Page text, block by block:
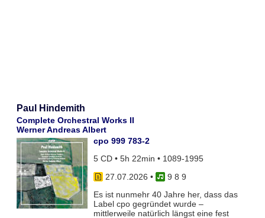
Paul Hindemith
Complete Orchestral Works II
Werner Andreas Albert
cpo 999 783-2
5 CD • 5h 22min • 1089-1995
27.07.2026 •
9 8 9
Es ist nunmehr 40 Jahre her, dass das
Label cpo gegründet wurde –
mittlerweile natürlich längst eine fest